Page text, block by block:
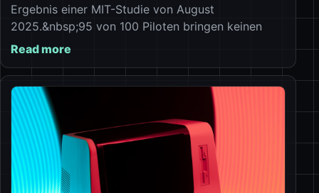
Ergebnis einer MIT-Studie von August
2025.&nbsp;95 von 100 Piloten bringen keinen
Read more